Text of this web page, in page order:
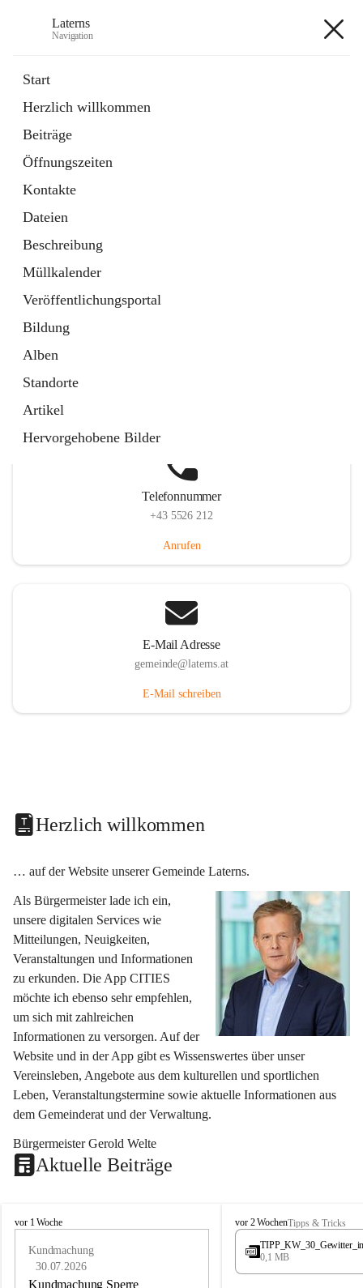
Laterns
Navigation
Start
Herzlich willkommen
Beiträge
Öffnungszeiten
Kontakte
Dateien
Beschreibung
Müllkalender
Veröffentlichungsportal
Bildung
Alben
Standorte
Artikel
Hervorgehobene Bilder
11 Schnellzugriffe
Soziales
1 Schnellzugriff
Telefonnummer
+43 5526 212
Anrufen
E-Mail Adresse
gemeinde@laterns.at
E-Mail schreiben
Herzlich willkommen
… auf der Website unserer Gemeinde Laterns.
Als Bürgermeister lade ich ein,
unsere digitalen Services wie
Mitteilungen, Neuigkeiten,
Veranstaltungen und Informationen
zu erkunden. Die App CITIES
möchte ich ebenso sehr empfehlen,
um sich mit zahlreichen
Informationen zu versorgen. Auf der
Website und in der App gibt es Wissenswertes über unser
Vereinsleben, Angebote aus dem kulturellen und sportlichen
Leben, Veranstaltungstermine sowie aktuelle Informationen aus
dem Gemeinderat und der Verwaltung.
Bürgermeister Gerold Welte
Aktuelle Beiträge
L
vor 1 Woche
Kundmachung
30.07.2026
Kundmachung Sperre
L
a
e
vor 2 WochenTipps & Tricks
0,1 MB